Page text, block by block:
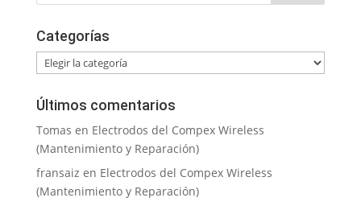
Categorías
Categorías
Últimos comentarios
Tomas en Electrodos del Compex Wireless
(Mantenimiento y Reparación)
fransaiz en Electrodos del Compex Wireless
(Mantenimiento y Reparación)